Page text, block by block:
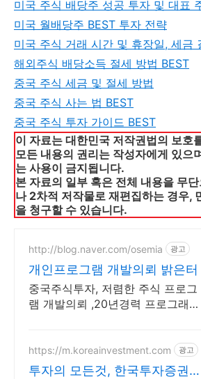
미국 주식 배당주 성공 투자 및 대표
미국 월배당주 BEST 투자 전략
미국 주식 거래 시간 및 휴장일, 세금
해외주식 배당소득 절세 방법 BEST
중국 주식 세금 및 절세 방법
중국 주식 사는 법 BEST
중국 주식 투자 가이드 BEST
이 자료는 대한민국 저작권법의 보호
모든 내용의 권리는 작성자에게 있으
는 사용이 금지됩니다.
본 자료의 일부 혹은 전체 내용을 무
나 2차적 저작물로 재편집하는 경우,
을 청구할 수 있습니다.
http://blog.naver.com/osemia 광고
개인프로그램 개발의뢰 밝은터
중국주식투자, 저렴한 주식 프로그
램 개발의뢰 ,20년경력 프로그래
https://m.koreainvestment.com 광고
투자의 모든것, 한국투자증권